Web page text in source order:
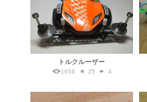
トルクルーザー
1656 25 4